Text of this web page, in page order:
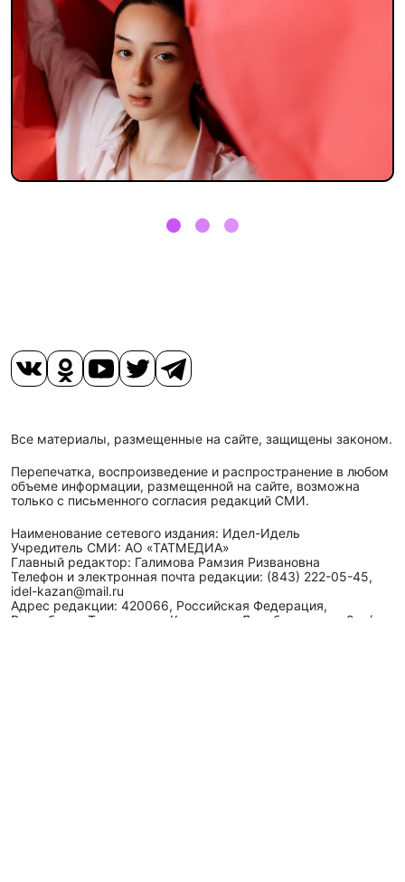
Все материалы, размещенные на сайте, защищены законом.
Перепечатка, воспроизведение и распространение в любом
объеме информации, размещенной на сайте, возможна
только с письменного согласия редакций СМИ.
Наименование сетевого издания: Идел-Идель
Учредитель СМИ: АО «ТАТМЕДИА»
Главный редактор: Галимова Рамзия Ризвановна
Телефон и электронная почта редакции: (843) 222-05-45,
idel-kazan@mail.ru
Адрес редакции: 420066, Российская Федерация,
Республика Татарстан, г. Казань, ул. Декабристов, д. 2, а/